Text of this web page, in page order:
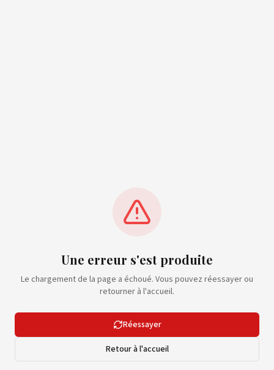
Une erreur s'est produite
Le chargement de la page a échoué. Vous pouvez réessayer ou
retourner à l'accueil.
Réessayer
Retour à l'accueil